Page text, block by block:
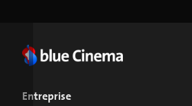
Entreprise